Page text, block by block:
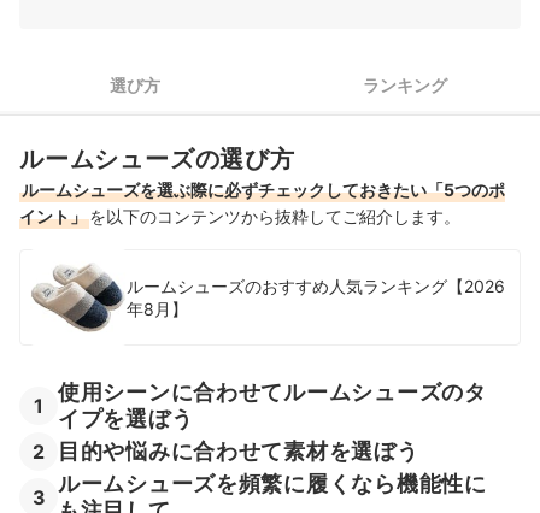
かわいいスリッパ全18商品おすすめ人気ランキング
かわいいスリッパの売れ筋ランキングもチェック！
選び方 ランキング
ルームシューズの選び方
ルームシューズを選ぶ際に必ずチェックしておきたい「5つのポ
イント」を以下のコンテンツから抜粋してご紹介します。
ルームシューズのおすすめ人気ランキング【2026
年8月】
1
使用シーンに合わせてルームシューズのタ
イプを選ぼう
2 目的や悩みに合わせて素材を選ぼう
3
ルームシューズを頻繁に履くなら機能性に